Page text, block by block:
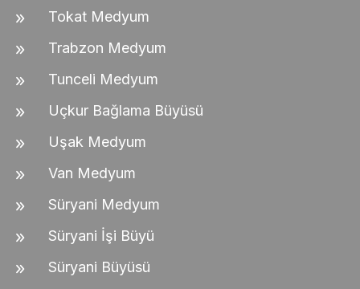
Tokat Medyum
Trabzon Medyum
Tunceli Medyum
Uçkur Bağlama Büyüsü
Uşak Medyum
Van Medyum
Süryani Medyum
Süryani İşi Büyü
Süryani Büyüsü